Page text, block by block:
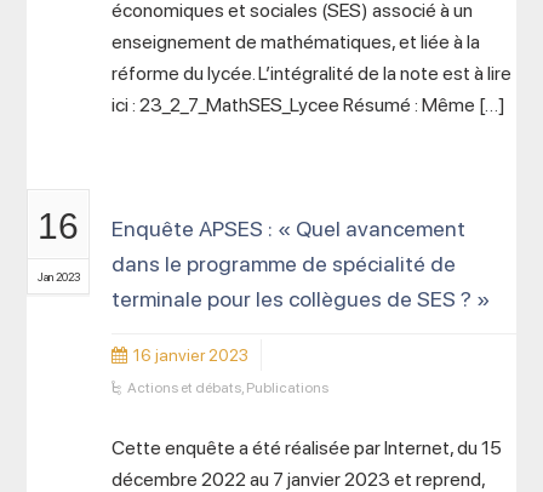
économiques et sociales (SES) associé à un
enseignement de mathématiques, et liée à la
réforme du lycée. L’intégralité de la note est à lire
ici : 23_2_7_MathSES_Lycee Résumé : Même […]
16
Jan 2023
Enquête APSES : « Quel avancement
dans le programme de spécialité de
terminale pour les collègues de SES ? »
16 janvier 2023
Actions et débats, Publications
Cette enquête a été réalisée par Internet, du 15
décembre 2022 au 7 janvier 2023 et reprend,